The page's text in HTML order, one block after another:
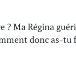
? Ma Régina
donc as-tu